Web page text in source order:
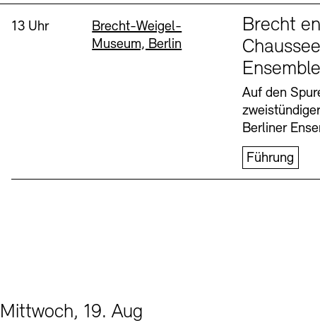
Uhrzeit:
13 Uhr Standort
Brecht-Weigel-
Museum, Berlin
Brecht
Ensemble
Auf den
Berliner
Führung
Mittwoch, 19. Aug